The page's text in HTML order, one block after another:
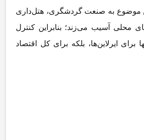
موضوع به صنعت گردشگری، هتلداری
محلی آسیب میزند؛ بنابراین کنترل
برای ایرلاینها، بلکه برای کل اقتصاد